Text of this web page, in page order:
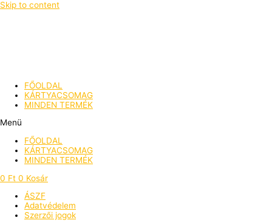
Skip to content
FŐOLDAL
KÁRTYACSOMAG
MINDEN TERMÉK
Menü
FŐOLDAL
KÁRTYACSOMAG
MINDEN TERMÉK
0 Ft 0 Kosár
ÁSZF
Adatvédelem
Szerzői jogok